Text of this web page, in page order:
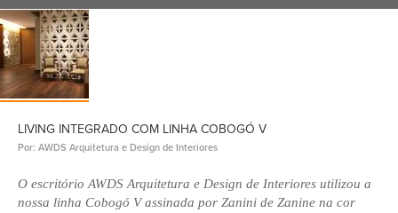
LIVING INTEGRADO COM LINHA COBOGÓ V
Por: AWDS Arquitetura e Design de Interiores
O escritório AWDS Arquitetura e Design de Interiores utilizou a
nossa linha Cobogó V assinada por Zanini de Zanine na cor